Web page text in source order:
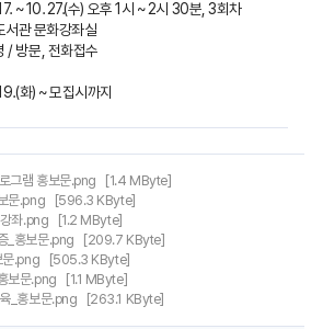
~ 10. 27.(수) 오후 1시 ~ 2시 30분, 3회차
서관 문화강좌실
/ 방문, 전화접수
화) ~ 모집시까지
그램 홍보문.png
[1.4 MByte]
문.png
[596.3 KByte]
좌.png
[1.2 MByte]
_홍보문.png
[209.7 KByte]
문.png
[505.3 KByte]
보문.png
[1.1 MByte]
_홍보문.png
[263.1 KByte]